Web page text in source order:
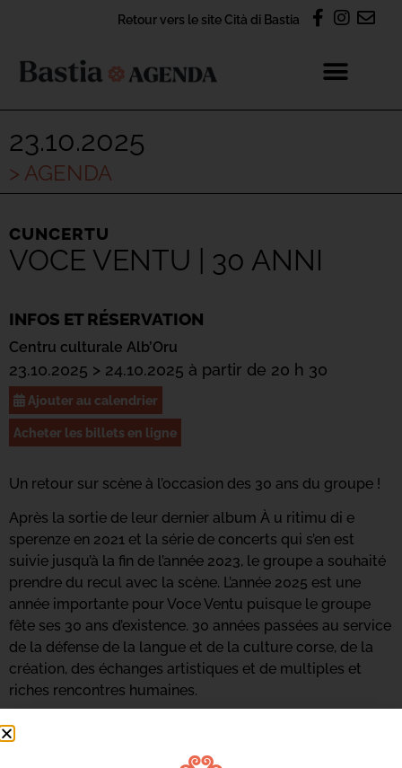
Retour vers le site Cità di Bastia
23.10.2025
> AGENDA
CUNCERTU
VOCE VENTU | 30 ANNI
INFOS ET RÉSERVATION
Centru culturale Alb’Oru
23.10.2025 > 24.10.2025 à partir de 20 h 30
Ajouter au calendrier
Acheter les billets en ligne
Un retour sur scène à l’occasion des 30 ans du groupe !
Après la sortie de leur dernier album À u ritimu di e
sperenze en 2021 et la série de concerts qui s’en est
suivie jusqu’à la fin de l’année 2023, le groupe a souhaité
prendre du recul avec la scène. L’année 2025 est une
année importante pour Voce Ventu puisque le groupe
fête ses 30 ans d’existence. 30 années passées au service
de la défense de la langue et de la culture corse, de la
création, des échanges artistiques et de multiples et
riches rencontres humaines.
Le groupe revient sur scène pour célébrer avec le public
insulaire cet anniversaire. Seules quelques